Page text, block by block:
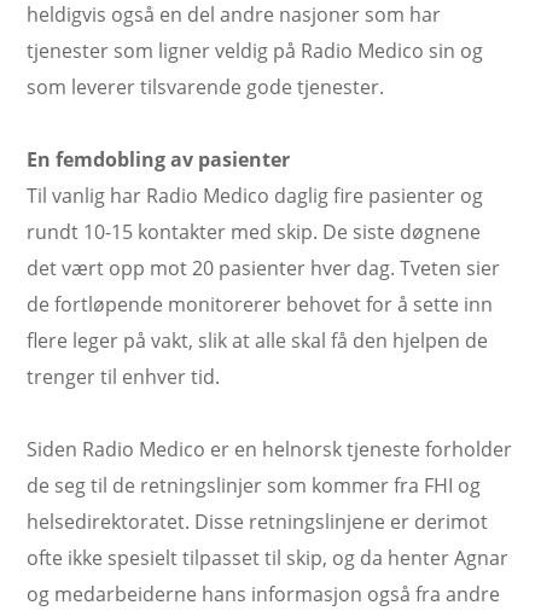
heldigvis også en del andre nasjoner som har
tjenester som ligner veldig på Radio Medico sin og
som leverer tilsvarende gode tjenester.
En femdobling av pasienter
Til vanlig har Radio Medico daglig fire pasienter og
rundt 10-15 kontakter med skip. De siste døgnene
det vært opp mot 20 pasienter hver dag. Tveten sier
de fortløpende monitorerer behovet for å sette inn
flere leger på vakt, slik at alle skal få den hjelpen de
trenger til enhver tid.
Siden Radio Medico er en helnorsk tjeneste forholder
de seg til de retningslinjer som kommer fra FHI og
helsedirektoratet. Disse retningslinjene er derimot
ofte ikke spesielt tilpasset til skip, og da henter Agnar
og medarbeiderne hans informasjon også fra andre